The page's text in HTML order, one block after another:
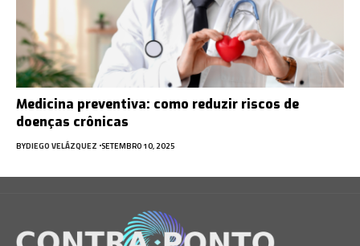
Medicina preventiva: como reduzir riscos de
doenças crônicas
BYDIEGO VELÁZQUEZ SETEMBRO 10, 2025